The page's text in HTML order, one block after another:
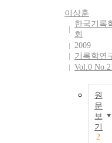
이상훈
한국기록
회
2009
기록학연
Vol.0
원
문
보
기
2